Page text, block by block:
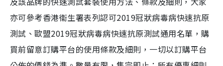
亦可參考香港衞生署表列認可2019冠狀病毒病快速抗原
測試、歐盟2019冠狀病毒病快速抗原測試通用名單，購
買前留意訂購平台的使用條款及細則，一切以訂購平台